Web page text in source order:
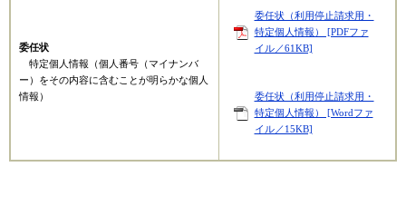
委任状
特定個人情報（個人番号（マイナンバ
ー）をその内容に含むことが明らかな個人
情報）
委任状（利用停止請求用・
特定個人情報） [PDFファ
イル／61KB]
委任状（利用停止請求用・
特定個人情報） [Wordファ
イル／15KB]